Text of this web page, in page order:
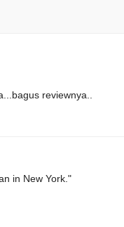
reviewnya..
in New York."